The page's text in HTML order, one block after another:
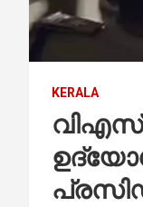
KERALA
വിഎസ്